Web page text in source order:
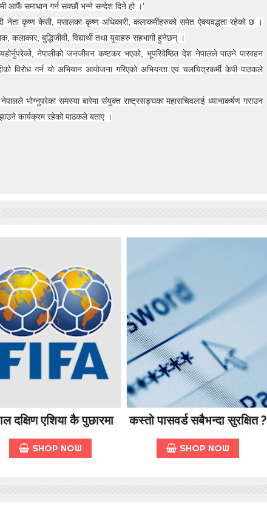
आफैं समाधान गर्न सक्छौं भन्ने सन्देश दिने हो ।’
नेता कृष्ण केसी, मसालका कृष्ण अधिकारी, कलाकर्मीहरुको समेत ऐक्यवद्धता रहेको छ ।
कलाकार, बुद्धिजीवी, विद्यार्थी तथा युवाहरु सहभागी हुनेछन् ।
नेपालीको जनजीवन कष्टकर भएको, भूपरिवेष्ठित देश नेपालले पाउने पारवहन
विरोध गर्न यो अभियान आयोजना गरिएको अभियन्ता एवं चलचित्रकर्मी केपी पाठकले
भोग्नुपरेका समस्या बारेमा संयुक्त राष्ट्रसङ्घका महासचिवलाई ध्यानाकर्षण गराउन
कार्यक्रम रहेको पाठकले बताए ।
दक्षिण एशिया कै पुछारमा
SHOP NOW
कस्तो पासवर्ड सबैभन्दा सुरक्षित ?
SHOP NOW